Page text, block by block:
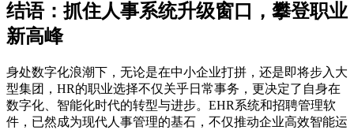
结语：抓住人事系统升级窗口，攀登职业
新高峰
身处数字化浪潮下，无论是在中小企业打拼，还是即将步入大
型集团，HR的职业选择不仅关乎日常事务，更决定了自身在
数字化、智能化时代的转型与进步。EHR系统和招聘管理软
件，已然成为现代人事管理的基石，不仅推动企业高效智能运